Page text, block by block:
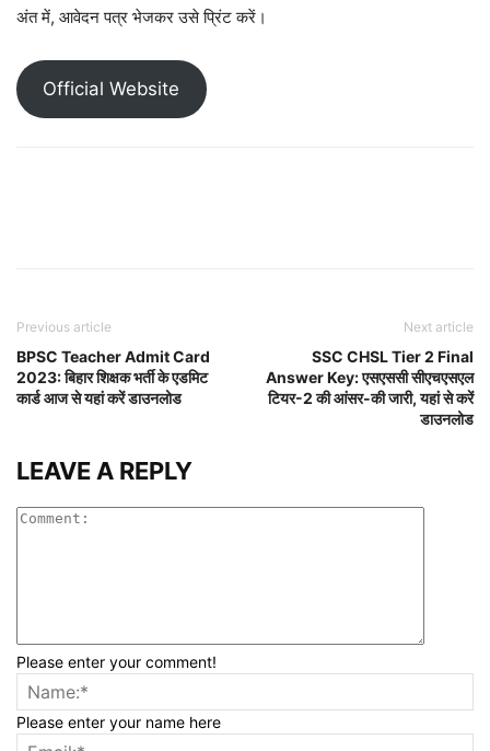
अंत में, आवेदन पत्र भेजकर उसे प्रिंट करें।
Official Website
Previous article
BPSC Teacher Admit Card
2023: बिहार शिक्षक भर्ती के एडमिट
कार्ड आज से यहां करें डाउनलोड
Next article
SSC CHSL Tier 2 Final
Answer Key: एसएससी सीएचएसएल
टियर-2 की आंसर-की जारी, यहां से करें
डाउनलोड
LEAVE A REPLY
Please enter your comment!
Please enter your name here